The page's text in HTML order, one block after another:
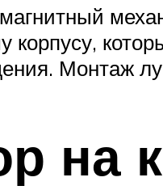
корпусу,
Монтаж
на